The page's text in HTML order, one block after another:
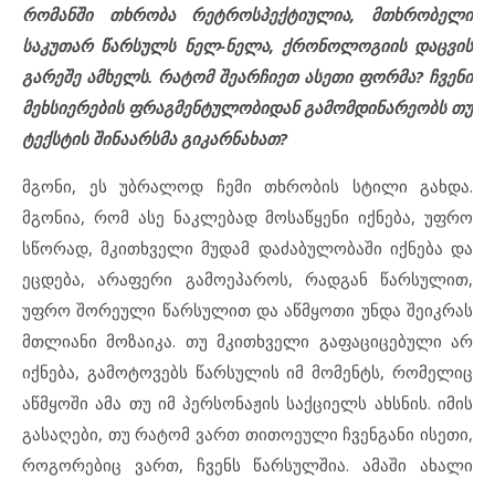
რომანში თხრობა რეტროსპექტიულია, მთხრობელი
საკუთარ წარსულს ნელ-ნელა, ქრონოლოგიის დაცვის
გარეშე ამხელს. რატომ შეარჩიეთ ასეთი ფორმა? ჩვენი
მეხსიერების ფრაგმენტულობიდან გამომდინარეობს თუ
ტექსტის შინაარსმა გიკარნახათ?
მგონი, ეს უბრალოდ ჩემი თხრობის სტილი გახდა.
მგონია, რომ ასე ნაკლებად მოსაწყენი იქნება, უფრო
სწორად, მკითხველი მუდამ დაძაბულობაში იქნება და
ეცდება, არაფერი გამოეპაროს, რადგან წარსულით,
უფრო შორეული წარსულით და აწმყოთი უნდა შეიკრას
მთლიანი მოზაიკა. თუ მკითხველი გაფაციცებული არ
იქნება, გამოტოვებს წარსულის იმ მომენტს, რომელიც
აწმყოში ამა თუ იმ პერსონაჟის საქციელს ახსნის. იმის
გასაღები, თუ რატომ ვართ თითოეული ჩვენგანი ისეთი,
როგორებიც ვართ, ჩვენს წარსულშია. ამაში ახალი